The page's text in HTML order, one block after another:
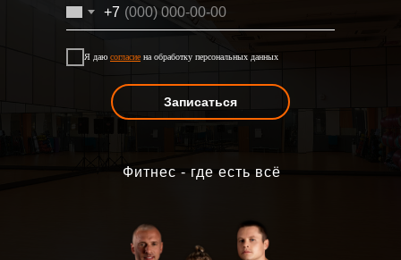
+7
Я даю согласие на обработку персональных данных
Записаться
Фитнес - где есть всё